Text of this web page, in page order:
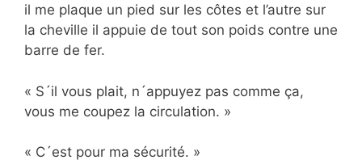
il me plaque un pied sur les côtes et l’autre sur
la cheville il appuie de tout son poids contre une
barre de fer.
« S´il vous plait, n´appuyez pas comme ça,
vous me coupez la circulation. »
« C´est pour ma sécurité. »